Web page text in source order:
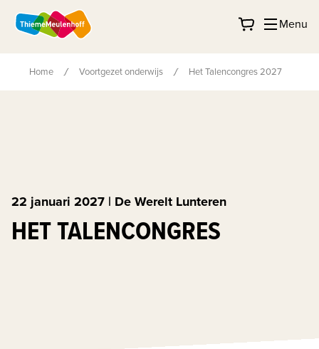
Menu
Home Voortgezet onderwijs Het Talencongres 2027
22 januari 2027 | De Werelt Lunteren
HET TALENCONGRES